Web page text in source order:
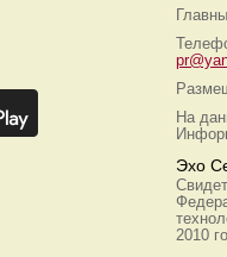
На
Эхо
2010